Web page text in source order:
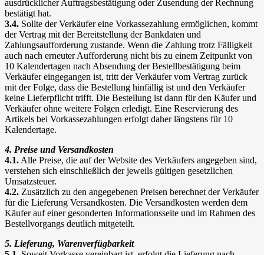
ausdrücklicher Auftragsbestätigung oder Zusendung der Rechnung
bestätigt hat.
3.4. Sollte der Verkäufer eine Vorkassezahlung ermöglichen, kommt
der Vertrag mit der Bereitstellung der Bankdaten und
Zahlungsaufforderung zustande. Wenn die Zahlung trotz Fälligkeit
auch nach erneuter Aufforderung nicht bis zu einem Zeitpunkt von
10 Kalendertagen nach Absendung der Bestellbestätigung beim
Verkäufer eingegangen ist, tritt der Verkäufer vom Vertrag zurück
mit der Folge, dass die Bestellung hinfällig ist und den Verkäufer
keine Lieferpflicht trifft. Die Bestellung ist dann für den Käufer und
Verkäufer ohne weitere Folgen erledigt. Eine Reservierung des
Artikels bei Vorkassezahlungen erfolgt daher längstens für 10
Kalendertage.
4. Preise und Versandkosten
4.1. Alle Preise, die auf der Website des Verkäufers angegeben sind,
verstehen sich einschließlich der jeweils gültigen gesetzlichen
Umsatzsteuer.
4.2. Zusätzlich zu den angegebenen Preisen berechnet der Verkäufer
für die Lieferung Versandkosten. Die Versandkosten werden dem
Käufer auf einer gesonderten Informationsseite und im Rahmen des
Bestellvorgangs deutlich mitgeteilt.
5. Lieferung, Warenverfügbarkeit